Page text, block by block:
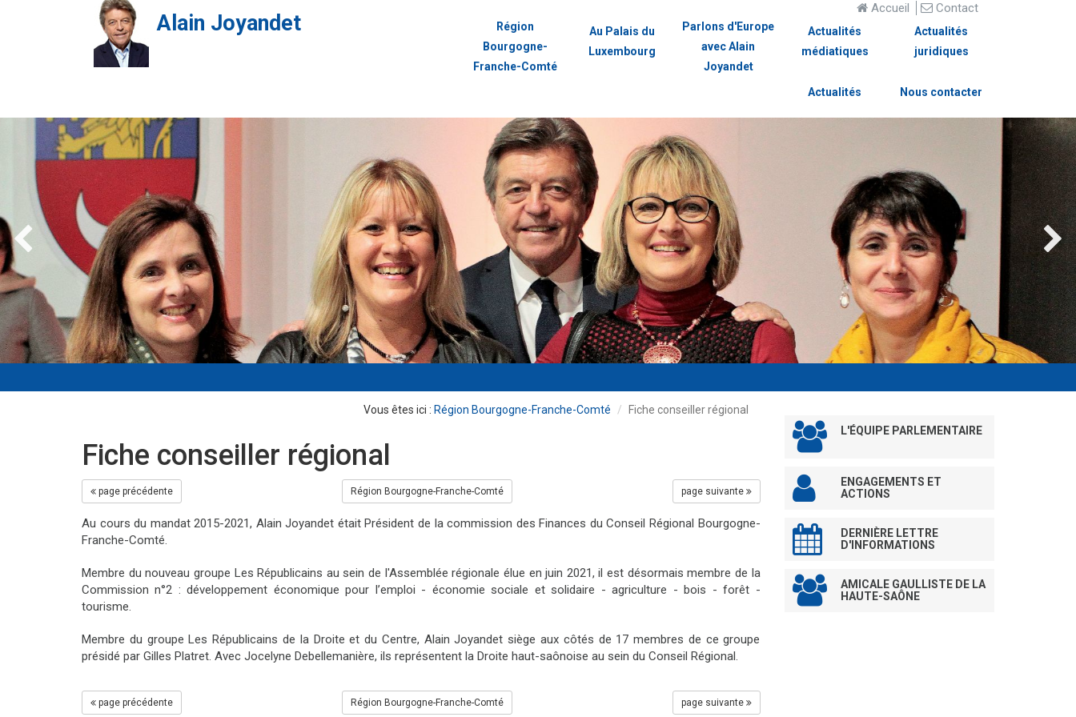
Alain Joyandet
Accueil Contact
Région
Bourgogne-
Franche-Comté
Au Palais du
Luxembourg
Parlons d'Europe
avec Alain
Joyandet
Actualités
médiatiques
Actualités
juridiques
Actualités Nous contacter
Région Bourgogne-Franche-Comté Fiche conseiller régional
Fiche conseiller régional
page précédente Région Bourgogne-Franche-Comté page suivante
Au cours du mandat 2015-2021, Alain Joyandet était Président de la commission des Finances du Conseil Régional Bourgogne-
Franche-Comté.
Membre du nouveau groupe Les Républicains au sein de l'Assemblée régionale élue en juin 2021, il est désormais membre de la
Commission n°2 : développement économique pour l’emploi - économie sociale et solidaire - agriculture - bois - forêt -
tourisme.
Membre du groupe Les Républicains de la Droite et du Centre, Alain Joyandet siège aux côtés de 17 membres de ce groupe
présidé par Gilles Platret. Avec Jocelyne Debellemanière, ils représentent la Droite haut-saônoise au sein du Conseil Régional.
page précédente Région Bourgogne-Franche-Comté page suivante
L'ÉQUIPE PARLEMENTAIRE
ENGAGEMENTS ET
ACTIONS
DERNIÈRE LETTRE
D'INFORMATIONS
AMICALE GAULLISTE DE LA
HAUTE-SAÔNE